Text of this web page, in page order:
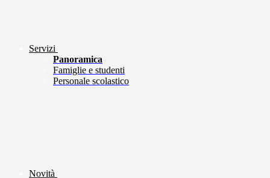
Servizi
Panoramica
Famiglie e studenti
Personale scolastico
Novità